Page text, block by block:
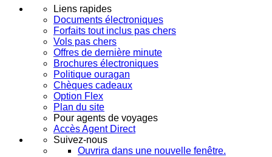
Liens rapides
Documents électroniques
Forfaits tout inclus pas chers
Vols pas chers
Offres de dernière minute
Brochures électroniques
Politique ouragan
Chèques cadeaux
Option Flex
Plan du site
Pour agents de voyages
Accès Agent Direct
Suivez-nous
Ouvrira dans une nouvelle fenêtre.